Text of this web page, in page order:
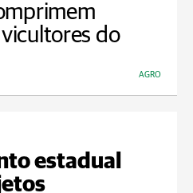
do
AGRO
estadual